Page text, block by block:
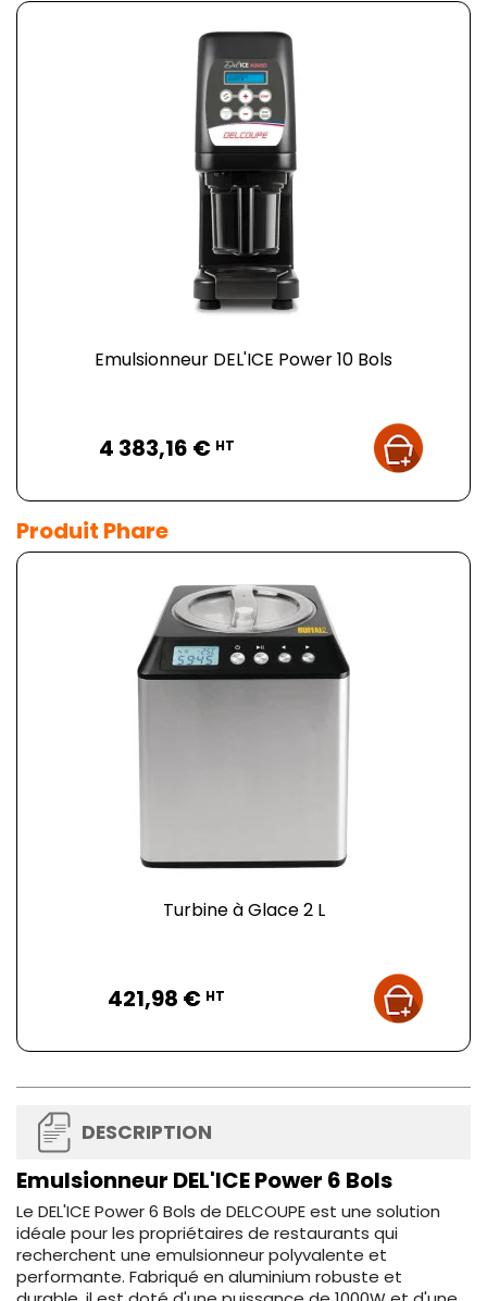
Emulsionneur DEL'ICE Power 10 Bols
4 383,16 € HT
Produit Phare
Turbine à Glace 2 L
421,98 € HT
DESCRIPTION
Emulsionneur DEL'ICE Power 6 Bols
Le DEL'ICE Power 6 Bols de DELCOUPE est une solution
idéale pour les propriétaires de restaurants qui
recherchent une emulsionneur polyvalente et
performante. Fabriqué en aluminium robuste et